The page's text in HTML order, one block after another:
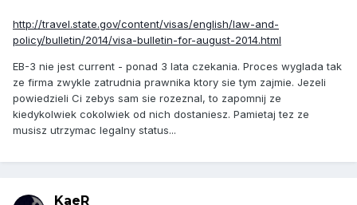
http://travel.state.gov/content/visas/english/law-and-
policy/bulletin/2014/visa-bulletin-for-august-2014.html
EB-3 nie jest current - ponad 3 lata czekania. Proces wyglada tak
ze firma zwykle zatrudnia prawnika ktory sie tym zajmie. Jezeli
powiedzieli Ci zebys sam sie rozeznal, to zapomnij ze
kiedykolwiek cokolwiek od nich dostaniesz. Pamietaj tez ze
musisz utrzymac legalny status...
KaeR